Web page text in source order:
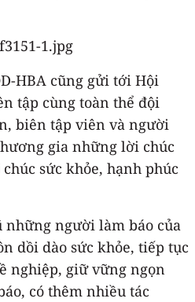
HBA cũng gửi tới Hội
tập cùng toàn thể đội
biên tập viên và người
gia những lời chúc
sức khỏe, hạnh phúc
những người làm báo của
dồi dào sức khỏe, tiếp tục
nghiệp, giữ vững ngọn
có thêm nhiều tác